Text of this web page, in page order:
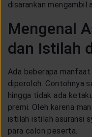
disarankan mengambil
Mengenal
dan Istilah
Ada beberapa manfaat
diperoleh. Contohnya
hingga tidak ada
premi. Oleh karena
istilah istilah asuransi
para calon peserta.